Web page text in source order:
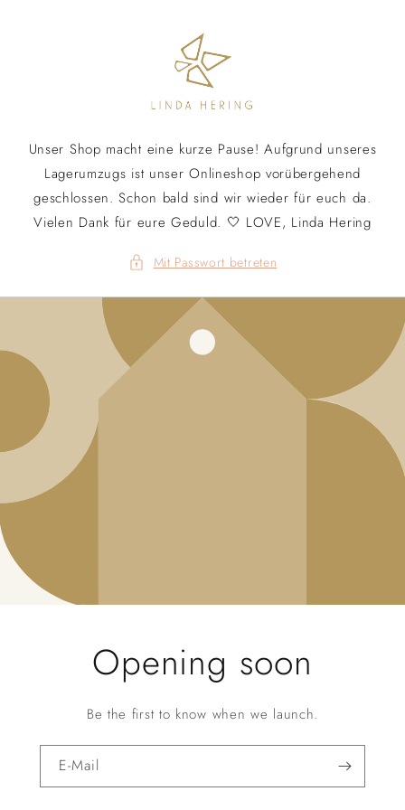
Unser Shop macht eine kurze Pause! Aufgrund unseres
Lagerumzugs ist unser Onlineshop vorübergehend
geschlossen. Schon bald sind wir wieder für euch da.
Vielen Dank für eure Geduld. 🤍 LOVE, Linda Hering
Mit Passwort betreten
Opening soon
Be the first to know when we launch.
E-Mail